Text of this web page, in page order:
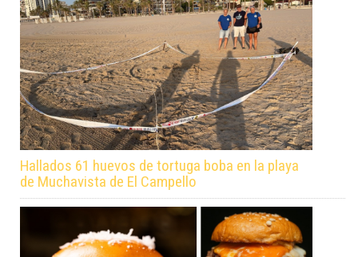
Hallados 61 huevos de tortuga boba en la playa
de Muchavista de El Campello